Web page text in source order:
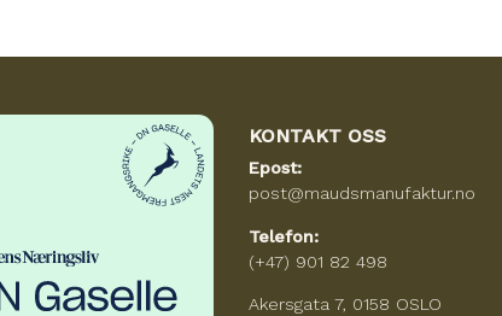
KONTAKT OSS
Epost:
post@maudsmanufaktur.no
Telefon:
(+47) 901 82 498
Akersgata 7, 0158 OSLO